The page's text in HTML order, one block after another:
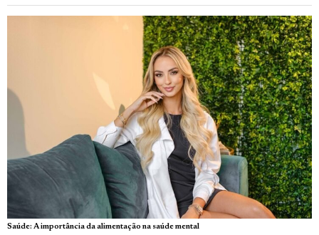
Saúde: A importância da alimentação na saúde mental